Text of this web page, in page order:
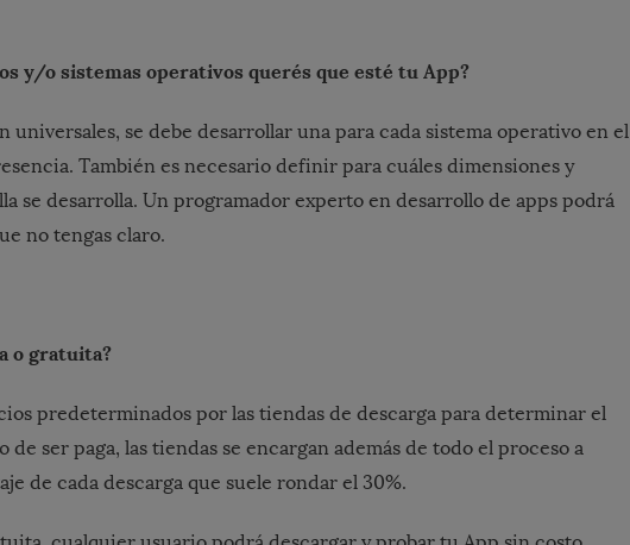
y/o sistemas operativos querés que esté tu App?
universales, se debe desarrollar una para cada sistema operativo en el
También es necesario definir para cuáles dimensiones y
se desarrolla. Un programador experto en desarrollo de apps podrá
no tengas claro.
o gratuita?
predeterminados por las tiendas de descarga para determinar el
de ser paga, las tiendas se encargan además de todo el proceso a
de cada descarga que suele rondar el 30%.